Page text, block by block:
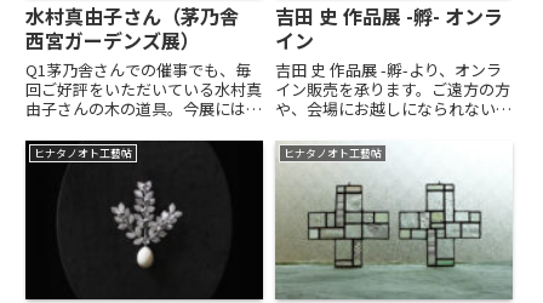
水村真由子さん（茅乃舎
西宮ガーデンズ展）
Q1茅乃舎さんでの催事でも、毎
回ご好評をいただいている水村真
由子さんの木の道具。今展にはど
か？A1お台所や食事のシーンで
使う、さまざまな食にまつわる木
の道具を出品します。あわせて、
道具づくりの過程からポロっと
吉田 史 作品展 -孵- オンラ
イン
吉田 史 作品展 -孵-より、オンラ
イン販売を承ります。ご遠方の方
や、会場にお越しになられない方
いです。7/11（土）12:00 〜
7/16（木）23:59オンラインスト
ア「ソラノノオト − 吉田 史 オン
ヒナタノオト工藝帖 ヒナタノオト工藝帖